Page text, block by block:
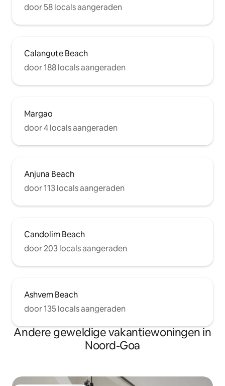
door 58 locals aangeraden
Calangute Beach
door 188 locals aangeraden
Margao
door 4 locals aangeraden
Anjuna Beach
door 113 locals aangeraden
Candolim Beach
door 203 locals aangeraden
Ashvem Beach
door 135 locals aangeraden
Andere geweldige vakantiewoningen in
Noord-Goa